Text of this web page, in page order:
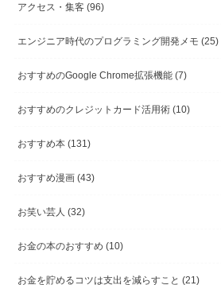
アクセス・集客 (96)
エンジニア時代のプログラミング開発メモ (25)
おすすめのGoogle Chrome拡張機能 (7)
おすすめのクレジットカード活用術 (10)
おすすめ本 (131)
おすすめ漫画 (43)
お笑い芸人 (32)
お金の本のおすすめ (10)
お金を貯めるコツは支出を減らすこと (21)